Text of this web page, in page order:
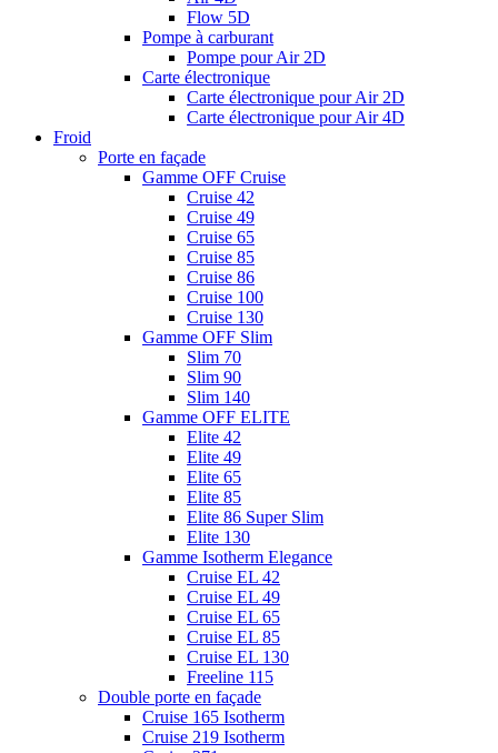
Flow 5D
Pompe à carburant
Pompe pour Air 2D
Carte électronique
Carte électronique pour Air 2D
Carte électronique pour Air 4D
Froid
Porte en façade
Gamme OFF Cruise
Cruise 42
Cruise 49
Cruise 65
Cruise 85
Cruise 86
Cruise 100
Cruise 130
Gamme OFF Slim
Slim 70
Slim 90
Slim 140
Gamme OFF ELITE
Elite 42
Elite 49
Elite 65
Elite 85
Elite 86 Super Slim
Elite 130
Gamme Isotherm Elegance
Cruise EL 42
Cruise EL 49
Cruise EL 65
Cruise EL 85
Cruise EL 130
Freeline 115
Double porte en façade
Cruise 165 Isotherm
Cruise 219 Isotherm